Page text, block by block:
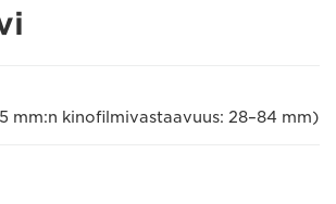
mm:n kinofilmivastaavuus: 28–84 mm)